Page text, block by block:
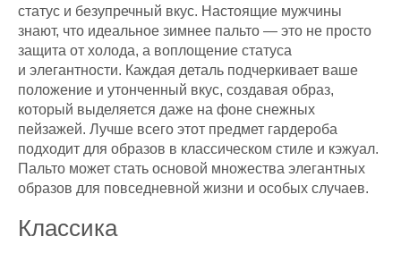
статус и безупречный вкус. Настоящие мужчины
знают, что идеальное зимнее пальто — это не просто
защита от холода, а воплощение статуса
и элегантности. Каждая деталь подчеркивает ваше
положение и утонченный вкус, создавая образ,
который выделяется даже на фоне снежных
пейзажей. Лучше всего этот предмет гардероба
подходит для образов в классическом стиле и кэжуал.
Пальто может стать основой множества элегантных
образов для повседневной жизни и особых случаев.
Классика